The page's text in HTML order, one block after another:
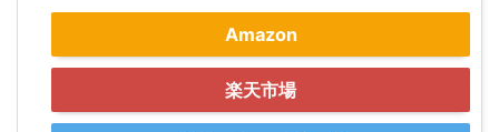
Amazon
楽天市場